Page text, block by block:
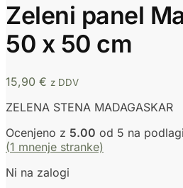
Zeleni panel
50 x 50 cm
15,90 € z DDV
ZELENA STENA MADAGASKAR
Ocenjeno z 5.00 od 5 na
(1 mnenje stranke)
Ni na zalogi